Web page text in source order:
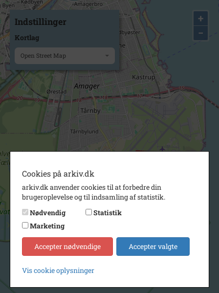
+
−
Indstillinger
Kortlag
Open Street Map
Cookies på arkiv.dk
arkiv.dk anvender cookies til at forbedre din
brugeroplevelse og til indsamling af statistik.
Nødvendig
Statistik
Marketing
Accepter nødvendige Accepter valgte
Vis cookie oplysninger